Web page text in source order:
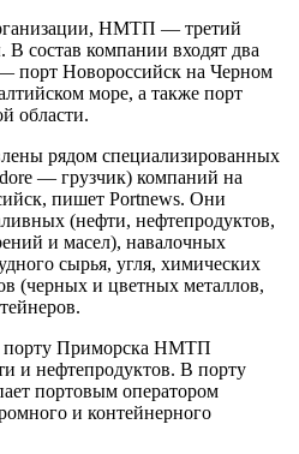
НМТП — третий
состав компании входят два
порт Новороссийск на Черном
море, а также порт
области.
рядом специализированных
— грузчик) компаний на
пишет Portnews. Они
(нефти, нефтепродуктов,
и масел), навалочных
сырья, угля, химических
(черных и цветных металлов,
порту Приморска НМТП
и нефтепродуктов. В порту
портовым оператором
и контейнерного